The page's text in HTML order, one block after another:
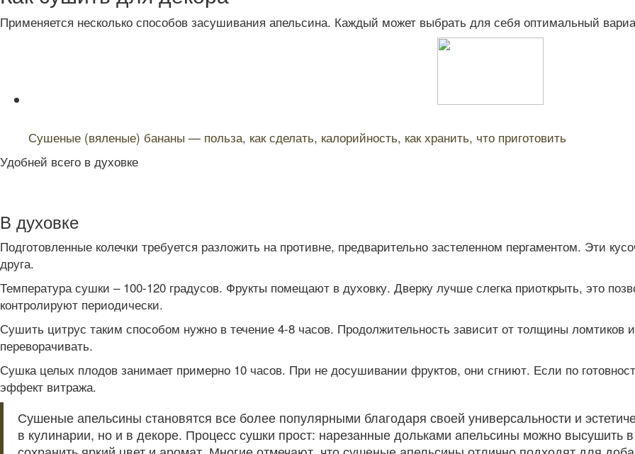
Применяется несколько способов засушивания апельсина. Каждый может выбрать для себя оптимальный
Сушеные (вяленые) бананы — польза, как сделать, калорийность, как хранить, что приготовить
Удобней всего в духовке
В духовке
Подготовленные колечки требуется разложить на противне, предварительно застеленном пергаментом. Эти
друга.
Температура сушки – 100-120 градусов. Фрукты помещают в духовку. Дверку лучше слегка приоткрыть, это
контролируют периодически.
Сушить цитрус таким способом нужно в течение 4-8 часов. Продолжительность зависит от толщины ломтиков
переворачивать.
Сушка целых плодов занимает примерно 10 часов. При не досушивании фруктов, они сгниют. Если по
эффект витража.
Сушеные апельсины становятся все более популярными благодаря своей универсальности и
в кулинарии, но и в декоре. Процесс сушки прост: нарезанные дольками апельсины можно высушить